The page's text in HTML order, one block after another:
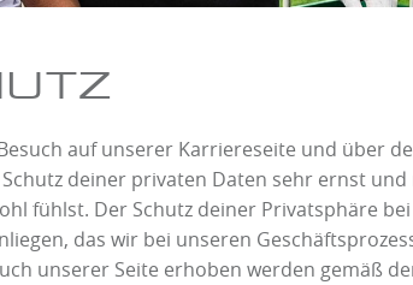
auf unserer Karriereseite und über
deiner privaten Daten sehr ernst
fühlst. Der Schutz deiner Privatsphäre
das wir bei unseren
unserer Seite erhoben werden gemäß